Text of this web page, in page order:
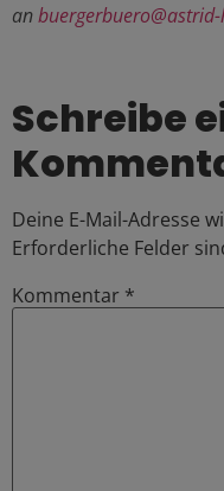
an
Schreibe
Deine E-Mail-Adresse
Erforderliche Felder
Kommentar *